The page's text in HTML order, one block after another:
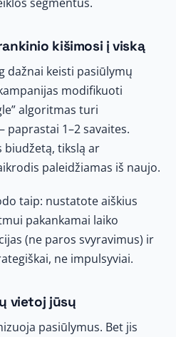
kišimosi į viską
dažnai keisti pasiūlymų
modifikuoti
algoritmas turi
1–2 savaites.
biudžetą, tikslą ar
paleidžiamas iš naujo.
taip: nustatote aiškius
pakankamai laiko
(ne paros svyravimus) ir
ne impulsyviai.
vietoj jūsų
pasiūlymus. Bet jis